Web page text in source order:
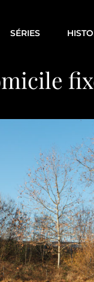
SÉRIES